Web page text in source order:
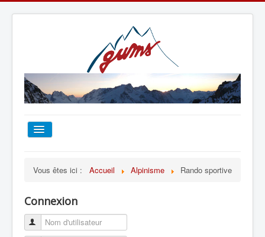
ESCALADE
Vous êtes ici : Accueil Alpinisme Rando sportive
Connexion